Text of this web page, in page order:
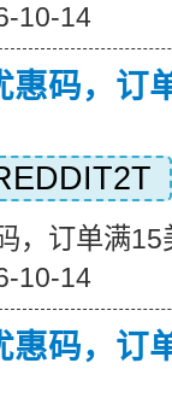
10-14
码，订
，订单满15
10-14
码，订